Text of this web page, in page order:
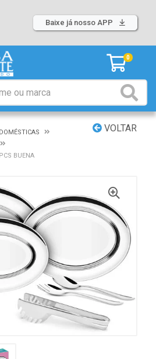
Baixe já nosso APP
0
VOLTAR
BUENA